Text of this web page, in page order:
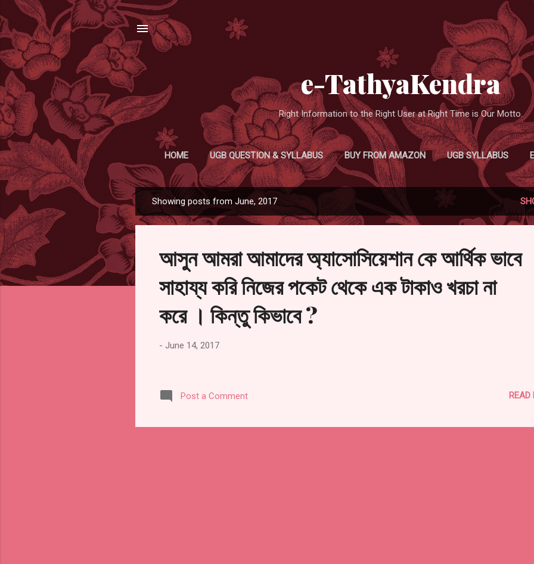
e-TathyaKendra
Right Information to the Right User at Right Time is Our Motto.
HOME UGB QUESTION & SYLLABUS BUY FROM AMAZON UGB SYLLABUS
o
Showing posts from June, 2017
আসুন আমরা আমাদের অ্যাসোসিয়েশান কে আর্থিক ভাবে
সাহায্য করি নিজের পকেট থেকে এক টাকাও খরচা না
করে । কিন্তু কিভাবে ?
- June 14, 2017
Post a Comment READ